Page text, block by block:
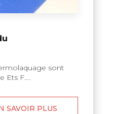
sont
Ets F....
SAVOIR PLUS